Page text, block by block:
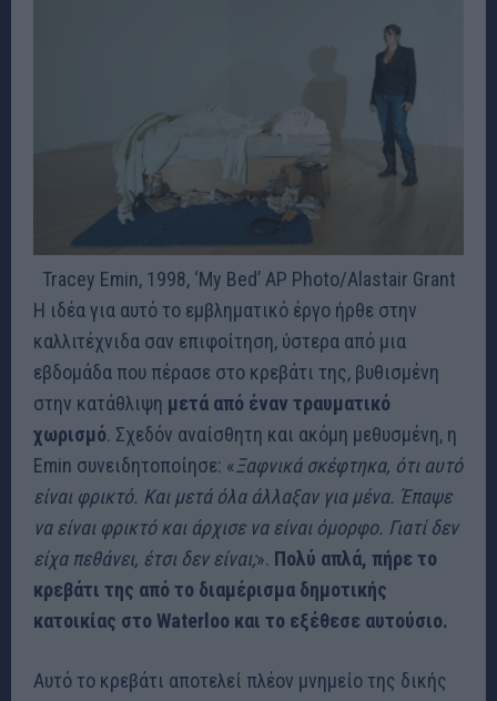
Tracey Emin, 1998, ‘My Bed’AP Photo/Alastair Grant
Η ιδέα για αυτό το εμβληματικό έργο ήρθε στην
καλλιτέχνιδα σαν επιφοίτηση, ύστερα από μια
εβδομάδα που πέρασε στο κρεβάτι της, βυθισμένη
στην κατάθλιψη μετά από έναν τραυματικό
χωρισμό. Σχεδόν αναίσθητη και ακόμη μεθυσμένη, η
Emin συνειδητοποίησε: «Ξαφνικά σκέφτηκα, ότι αυτό
είναι φρικτό. Και μετά όλα άλλαξαν για μένα. Έπαψε
να είναι φρικτό και άρχισε να είναι όμορφο. Γιατί δεν
είχα πεθάνει, έτσι δεν είναι;». Πολύ απλά, πήρε το
κρεβάτι της από το διαμέρισμα δημοτικής
κατοικίας στο Waterloo και το εξέθεσε αυτούσιο.
Αυτό το κρεβάτι αποτελεί πλέον μνημείο της δικής